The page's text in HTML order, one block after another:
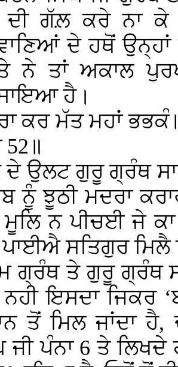
ਦੀ ਗੱਲ਼ ਕਰੇ ਨਾ
ਦੇ ਹਥੋਂ
ਨੇ ਤਾਂ ਅਕਾਲ
ਹੈ।
ਕਰ ਮੱਤ ਮਹਾਂ
52॥
ਉਲਟ ਗੁਰੂ ਗ੍ਰੰਥ
ਨੂੰ ਝੂਠੀ ਮਦਰਾ
ਨ ਪੀਚਈ ਜੇ
ਸਤਿਗੁਰ ਮਿਲੈ
ਗ੍ਰੰਥ ਤੇ ਗੁਰੂ ਗ੍ਰੰਥ
ਇਸਦਾ ਜਿਕਰ
ਤੋਂ ਮਿਲ ਜਾਂਦਾ
ਜੀ ਪੰਨਾ 6 ਤੇ